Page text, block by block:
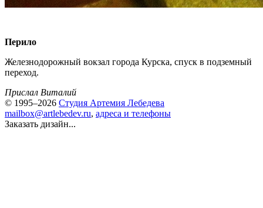
Перило
Железнодорожный вокзал города Курска, спуск в подземный
переход.
Прислал Виталий
© 1995–2026 Студия Артемия Лебедева
mailbox@artlebedev.ru, адреса и телефоны
Заказать дизайн...